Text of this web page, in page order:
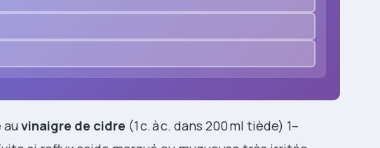
vinaigre de cidre (1 c. à c. dans 200 ml tiède) 1–